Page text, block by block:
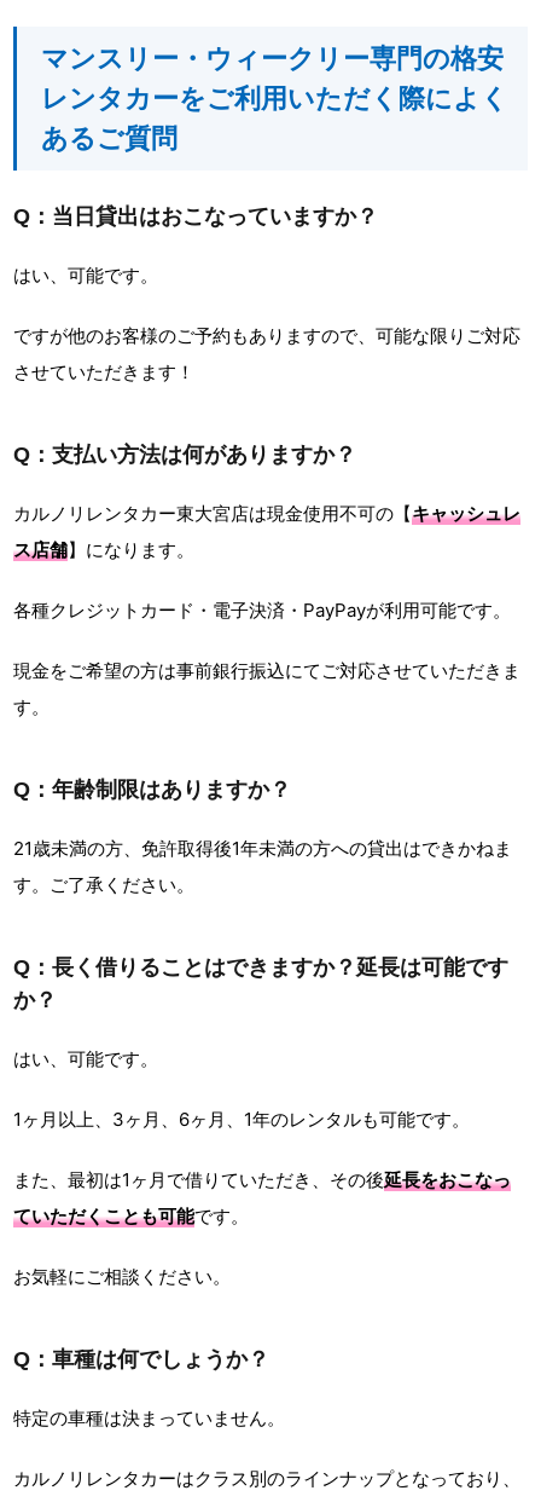
マンスリー・ウィークリー専門の格安
レンタカーをご利用いただく際によく
あるご質問
Q：当日貸出はおこなっていますか？
はい、可能です。
ですが他のお客様のご予約もありますので、可能な限りご対応
させていただきます！
Q：支払い方法は何がありますか？
カルノリレンタカー東大宮店は現金使用不可の【キャッシュレ
ス店舗】になります。
各種クレジットカード・電子決済・PayPayが利用可能です。
現金をご希望の方は事前銀行振込にてご対応させていただきま
す。
Q：年齢制限はありますか？
21歳未満の方、免許取得後1年未満の方への貸出はできかねま
す。ご了承ください。
Q：長く借りることはできますか？延長は可能です
か？
はい、可能です。
1ヶ月以上、3ヶ月、6ヶ月、1年のレンタルも可能です。
また、最初は1ヶ月で借りていただき、その後延長をおこなっ
ていただくことも可能です。
お気軽にご相談ください。
Q：車種は何でしょうか？
特定の車種は決まっていません。
カルノリレンタカーはクラス別のラインナップとなっており、